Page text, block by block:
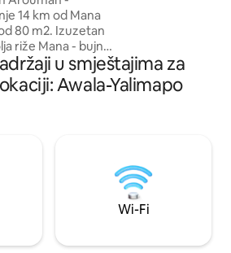
14 km od Mana
Izuzetan
riže Mana - bujna
Sigurno i
Tuš kabina
u smještajima za
Awala-Yalimapo
Wi-Fi